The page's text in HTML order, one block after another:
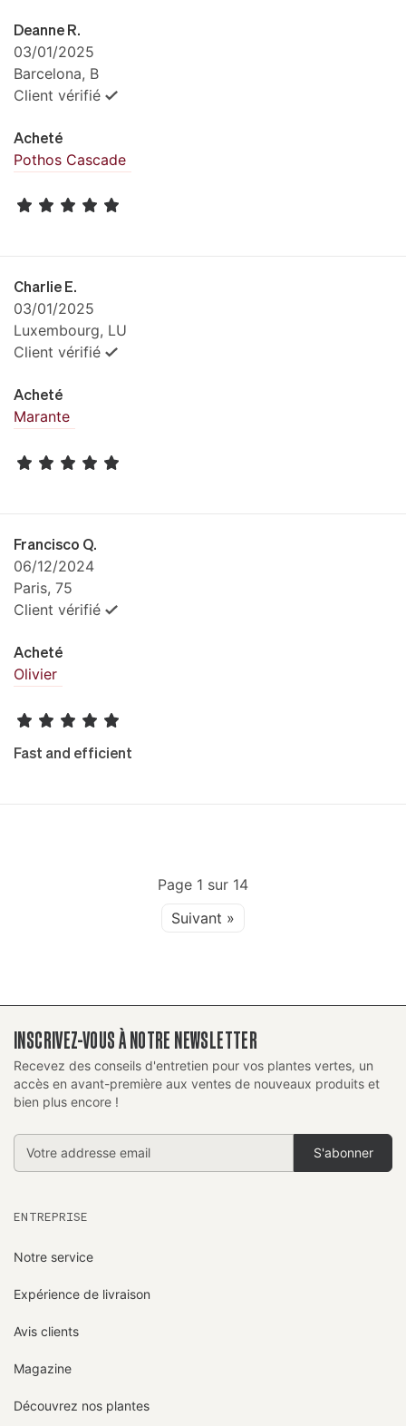
Deanne R.
03/01/2025
Barcelona, B
Client vérifié
Acheté
Pothos Cascade
Charlie E.
03/01/2025
Luxembourg, LU
Client vérifié
Acheté
Marante
Francisco Q.
06/12/2024
Paris, 75
Client vérifié
Acheté
Olivier
Fast and efficient
Page 1 sur 14
Suivant »
INSCRIVEZ-VOUS À NOTRE NEWSLETTER
Recevez des conseils d'entretien pour vos plantes vertes, un
accès en avant-première aux ventes de nouveaux produits et
bien plus encore !
Addresse
email
ENTREPRISE
Notre service
Expérience de livraison
Avis clients
Magazine
Découvrez nos plantes